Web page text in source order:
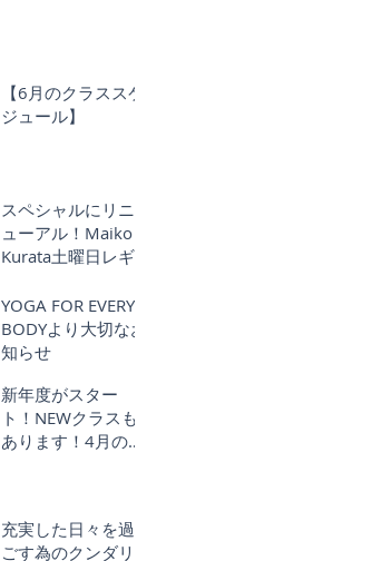
【6月のクラススケ
ジュール】
スペシャルにリニ
ューアル！Maiko
Kurata土曜日レギ
動！Schmatz ｘ
YOGA FOR EVERY
BODY
YOGA FOR EVERY
BODYより大切なお
知らせ
新年度がスター
ト！NEWクラスも
あります！4月のク
充実した日々を過
ごす為のクンダリ